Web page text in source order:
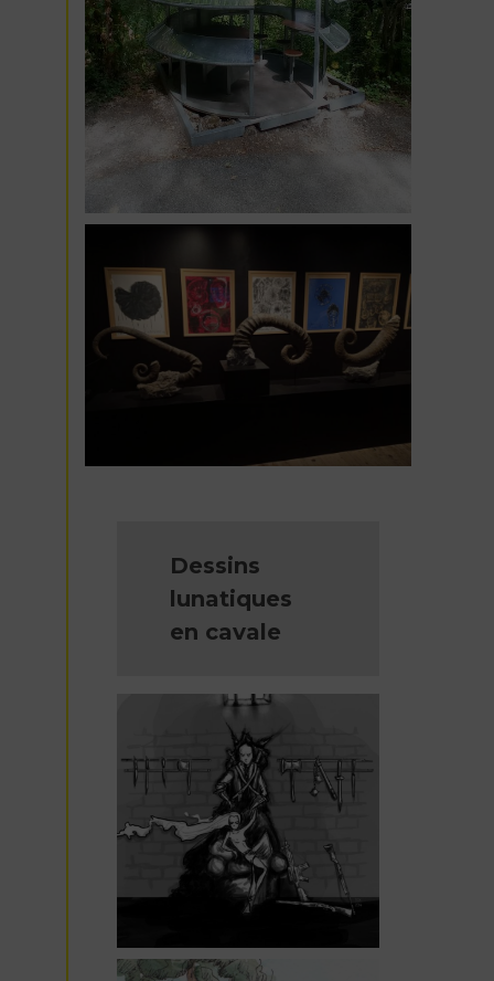
Dessins
lunatiques
en cavale